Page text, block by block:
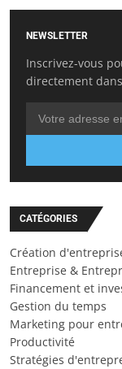
NEWSLETTER
Inscrivez-vous
directement
CATÉGORIES
Création
Entreprise &
Financement et
Gestion du temps
Marketing pour
Productivité
Stratégies